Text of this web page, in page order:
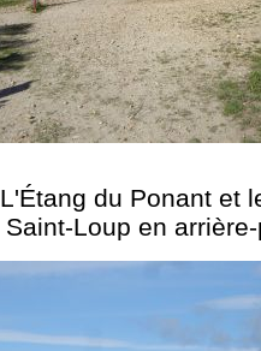
L'Étang du Ponant et
Saint-Loup en